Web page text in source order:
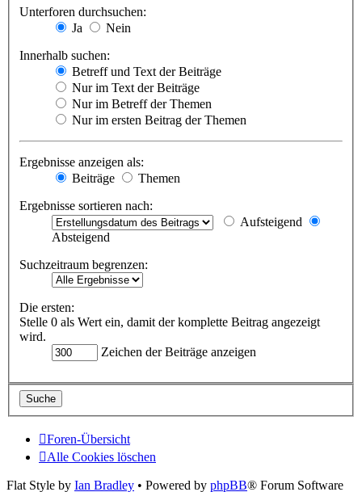
Unterforen durchsuchen:
Ja
Nein
Innerhalb suchen:
Betreff und Text der Beiträge
Nur im Text der Beiträge
Nur im Betreff der Themen
Nur im ersten Beitrag der Themen
Ergebnisse anzeigen als:
Beiträge
Themen
Ergebnisse sortieren nach:
Aufsteigend
Absteigend
Suchzeitraum begrenzen:
Die ersten:
Stelle 0 als Wert ein, damit der komplette Beitrag angezeigt
wird.
Zeichen der Beiträge anzeigen
Foren-Übersicht
Alle Cookies löschen
Flat Style by Ian Bradley • Powered by phpBB® Forum Software